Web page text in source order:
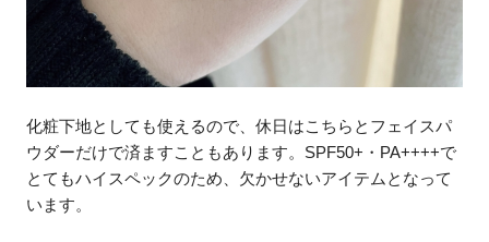
化粧下地としても使えるので、休日はこちらとフェイスパ
ウダーだけで済ますこともあります。SPF50+・PA++++で
とてもハイスペックのため、欠かせないアイテムとなって
います。